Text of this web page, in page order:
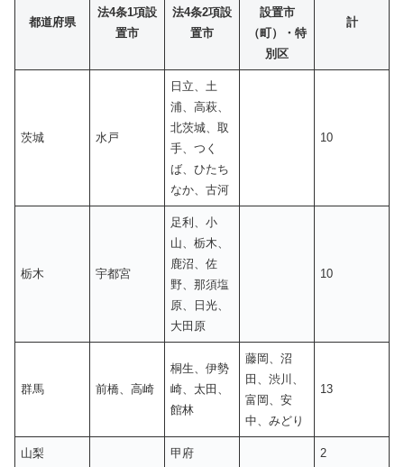
都道府県
法4条1項設
置市
法4条2項設
置市
設置市
（町）・特
別区
計
茨城 水戸
日立、土
浦、高萩、
北茨城、取
手、つく
ば、ひたち
なか、古河
10
栃木 宇都宮
足利、小
山、栃木、
鹿沼、佐
野、那須塩
原、日光、
大田原
10
群馬 前橋、高崎
桐生、伊勢
崎、太田、
館林
藤岡、沼
田、渋川、
富岡、安
中、みどり
13
山梨 甲府 2